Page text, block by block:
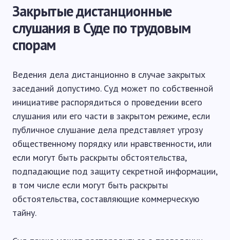
Закрытые дистанционные
слушания в Суде по трудовым
спорам
Ведения дела дистанционно в случае закрытых
заседаний допустимо. Суд может по собственной
инициативе распорядиться о проведении всего
слушания или его части в закрытом режиме, если
публичное слушание дела представляет угрозу
общественному порядку или нравственности, или
если могут быть раскрыты обстоятельства,
подпадающие под защиту секретной информации,
в том числе если могут быть раскрыты
обстоятельства, составляющие коммерческую
тайну.